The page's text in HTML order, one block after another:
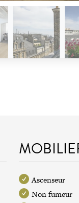
Ascenseur
Non fumeur